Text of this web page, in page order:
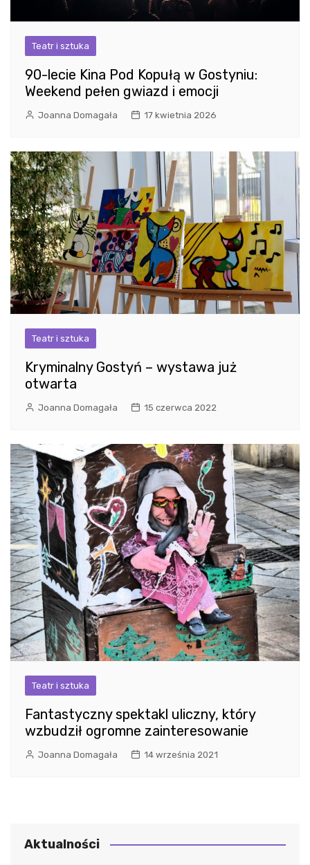
Teatr i sztuka
90-lecie Kina Pod Kopułą w Gostyniu:
Weekend pełen gwiazd i emocji
Joanna Domagała 17 kwietnia 2026
Teatr i sztuka
Kryminalny Gostyń – wystawa już
otwarta
Joanna Domagała 15 czerwca 2022
Teatr i sztuka
Fantastyczny spektakl uliczny, który
wzbudził ogromne zainteresowanie
Joanna Domagała 14 września 2021
Aktualności